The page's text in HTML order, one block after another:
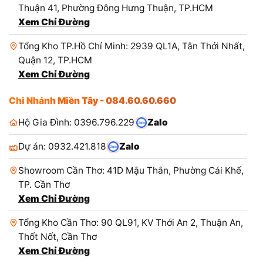
Thuận 41, Phường Đông Hưng Thuận, TP.HCM
Xem Chỉ Đường
Tổng Kho TP.Hồ Chí Minh: 2939 QL1A, Tân Thới Nhất,
Quận 12, TP.HCM
Xem Chỉ Đường
Chi Nhánh Miền Tây - 084.60.60.660
Hộ Gia Đình: 0396.796.229
Zalo
Dự án: 0932.421.818 Zalo
Showroom Cần Thơ: 41D Mậu Thân, Phường Cái Khế,
TP. Cần Thơ
Xem Chỉ Đường
Tổng Kho Cần Thơ: 90 QL91, KV Thới An 2, Thuận An,
Thốt Nốt, Cần Thơ
Xem Chỉ Đường